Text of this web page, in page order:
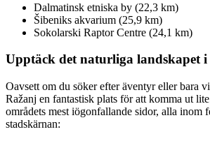
Dalmatinsk etniska by (22,3 km)
Šibeniks akvarium (25,9 km)
Sokolarski Raptor Centre (24,1 km)
Upptäck det naturliga landskapet i
Oavsett om du söker efter äventyr eller bara
Ražanj en fantastisk plats för att komma ut
områdets mest iögonfallande sidor, alla inom
stadskärnan: